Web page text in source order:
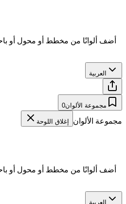
أضف ألوانًا من مخطط أو محول أو
العربية
مجموعة الألوان0
مجموعة الألوان إغلاق اللوحة
أضف ألوانًا من مخطط أو محول أو
العربية